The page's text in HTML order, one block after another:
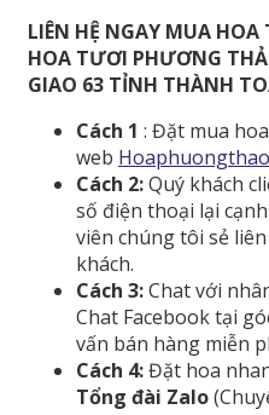
LIÊN HỆ NGAY MUA HOA
HOA TƯƠI PHƯƠNG
GIAO 63 TỈNH THÀNH
Cách 1 : Đặt mua
web
Cách 2:Quý khách
số điện thoại lại
viên chúng tôi sẻ
khách.
Cách 3:Chat với
Chat Facebook tại
vấn bán hàng miễn
Cách 4:Đặt hoa
Tổng đài Zalo